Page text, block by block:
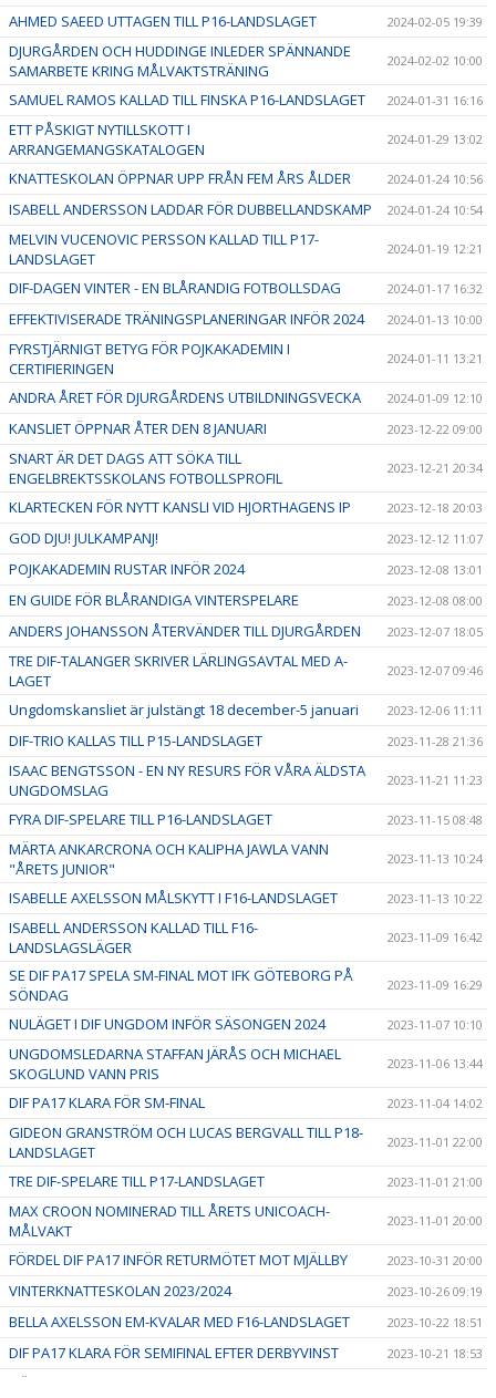
AHMED SAEED UTTAGEN TILL P16-LANDSLAGET 2024-02-05 19:39
DJURGÅRDEN OCH HUDDINGE INLEDER SPÄNNANDE
SAMARBETE KRING MÅLVAKTSTRÄNING
2024-02-02 10:00
SAMUEL RAMOS KALLAD TILL FINSKA P16-LANDSLAGET 2024-01-31 16:16
ETT PÅSKIGT NYTILLSKOTT I
ARRANGEMANGSKATALOGEN
2024-01-29 13:02
KNATTESKOLAN ÖPPNAR UPP FRÅN FEM ÅRS ÅLDER 2024-01-24 10:56
ISABELL ANDERSSON LADDAR FÖR DUBBELLANDSKAMP 2024-01-24 10:54
MELVIN VUCENOVIC PERSSON KALLAD TILL P17-
LANDSLAGET
2024-01-19 12:21
DIF-DAGEN VINTER - EN BLÅRANDIG FOTBOLLSDAG 2024-01-17 16:32
EFFEKTIVISERADE TRÄNINGSPLANERINGAR INFÖR 2024 2024-01-13 10:00
FYRSTJÄRNIGT BETYG FÖR POJKAKADEMIN I
CERTIFIERINGEN
2024-01-11 13:21
ANDRA ÅRET FÖR DJURGÅRDENS UTBILDNINGSVECKA 2024-01-09 12:10
KANSLIET ÖPPNAR ÅTER DEN 8 JANUARI 2023-12-22 09:00
SNART ÄR DET DAGS ATT SÖKA TILL
ENGELBREKTSSKOLANS FOTBOLLSPROFIL
2023-12-21 20:34
KLARTECKEN FÖR NYTT KANSLI VID HJORTHAGENS IP 2023-12-18 20:03
GOD DJU! JULKAMPANJ! 2023-12-12 11:07
POJKAKADEMIN RUSTAR INFÖR 2024 2023-12-08 13:01
EN GUIDE FÖR BLÅRANDIGA VINTERSPELARE 2023-12-08 08:00
ANDERS JOHANSSON ÅTERVÄNDER TILL DJURGÅRDEN 2023-12-07 18:05
TRE DIF-TALANGER SKRIVER LÄRLINGSAVTAL MED A-
LAGET
2023-12-07 09:46
Ungdomskansliet är julstängt 18 december-5 januari 2023-12-06 11:11
DIF-TRIO KALLAS TILL P15-LANDSLAGET 2023-11-28 21:36
ISAAC BENGTSSON - EN NY RESURS FÖR VÅRA ÄLDSTA
UNGDOMSLAG
2023-11-21 11:23
FYRA DIF-SPELARE TILL P16-LANDSLAGET 2023-11-15 08:48
MÄRTA ANKARCRONA OCH KALIPHA JAWLA VANN
"ÅRETS JUNIOR"
2023-11-13 10:24
ISABELLE AXELSSON MÅLSKYTT I F16-LANDSLAGET 2023-11-13 10:22
ISABELL ANDERSSON KALLAD TILL F16-
LANDSLAGSLÄGER
2023-11-09 16:42
SE DIF PA17 SPELA SM-FINAL MOT IFK GÖTEBORG PÅ
SÖNDAG
2023-11-09 16:29
NULÄGET I DIF UNGDOM INFÖR SÄSONGEN 2024 2023-11-07 10:10
UNGDOMSLEDARNA STAFFAN JÄRÅS OCH MICHAEL
SKOGLUND VANN PRIS
2023-11-06 13:44
DIF PA17 KLARA FÖR SM-FINAL 2023-11-04 14:02
GIDEON GRANSTRÖM OCH LUCAS BERGVALL TILL P18-
LANDSLAGET
2023-11-01 22:00
TRE DIF-SPELARE TILL P17-LANDSLAGET 2023-11-01 21:00
MAX CROON NOMINERAD TILL ÅRETS UNICOACH-
MÅLVAKT
2023-11-01 20:00
FÖRDEL DIF PA17 INFÖR RETURMÖTET MOT MJÄLLBY 2023-10-31 20:00
VINTERKNATTESKOLAN 2023/2024 2023-10-26 09:19
BELLA AXELSSON EM-KVALAR MED F16-LANDSLAGET 2023-10-22 18:51
DIF PA17 KLARA FÖR SEMIFINAL EFTER DERBYVINST 2023-10-21 18:53
HÖSTLOVSAKTIVITETER - vecka 44